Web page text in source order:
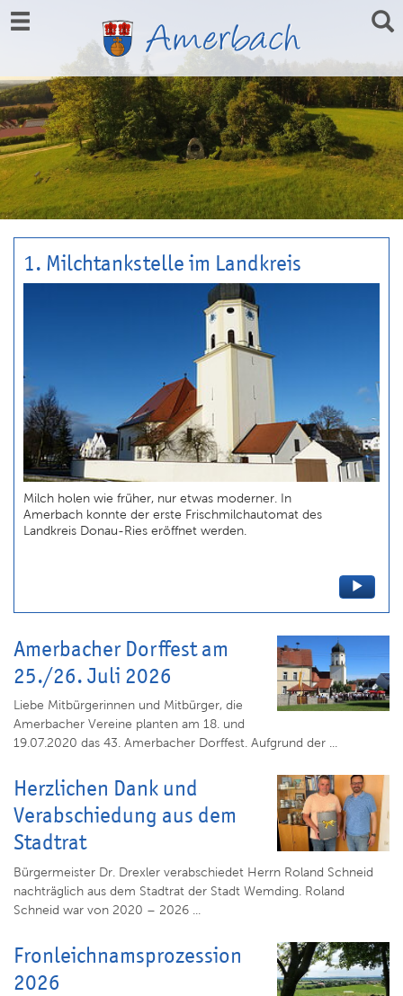
1. Milchtankstelle im Landkreis
Milch holen wie früher, nur etwas moderner. In
Amerbach konnte der erste Frischmilchautomat des
Landkreis Donau-Ries eröffnet werden.
Amerbacher Dorffest am
25./26. Juli 2026
Liebe Mitbürgerinnen und Mitbürger, die
Amerbacher Vereine planten am 18. und
19.07.2020 das 43. Amerbacher Dorffest. Aufgrund der ...
Herzlichen Dank und
Verabschiedung aus dem
Stadtrat
Bürgermeister Dr. Drexler verabschiedet Herrn Roland Schneid
nachträglich aus dem Stadtrat der Stadt Wemding. Roland
Schneid war von 2020 – 2026 ...
Fronleichnamsprozession
2026